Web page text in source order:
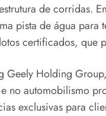
de corridas.
pista de água
certificados, que
Geely Holding
automobilismo
exclusivas para